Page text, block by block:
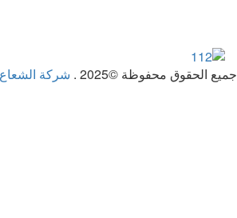
جميع الحقوق محفوظة ©2025 . شركة الشعاع